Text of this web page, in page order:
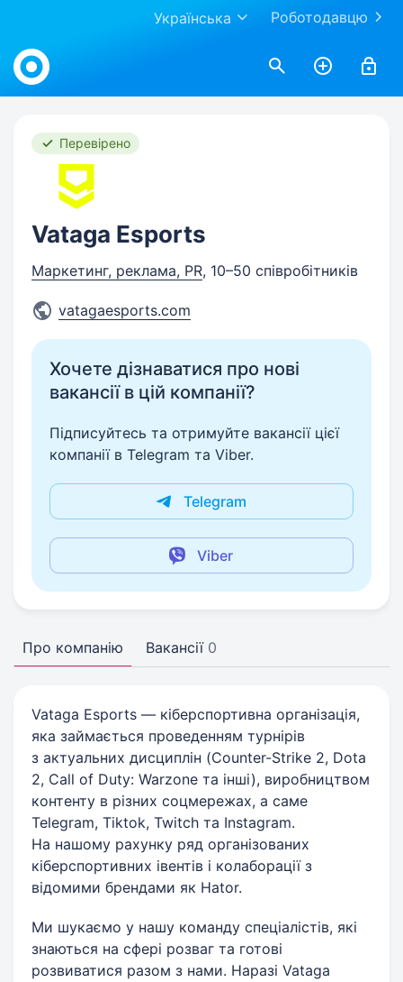
Роботодавцю
Українська
Work.ua
Перевірено
Vataga Esports
Маркетинг, реклама, PR, 10–50 співробітників
vatagaesports.com
Хочете дізнаватися про нові
вакансії в цій компанії?
Підписуйтесь та отримуйте вакансії цієї
компанії в Telegram та Viber.
Telegram
Viber
Про компанію Вакансії 0
Vataga Esports — кіберспортивна організація,
яка займається проведенням турнірів
з актуальних дисциплін (Counter-Strike 2, Dota
2, Call of Duty: Warzone та інші), виробництвом
контенту в різних соцмережах, а саме
Telegram, Tiktok, Twitch та Instagram.
На нашому рахунку ряд організованих
кіберспортивних івентів і колаборації з
відомими брендами як Hator.
Ми шукаємо у нашу команду спеціалістів, які
знаються на сфері розваг та готові
розвиватися разом з нами. Наразі Vataga